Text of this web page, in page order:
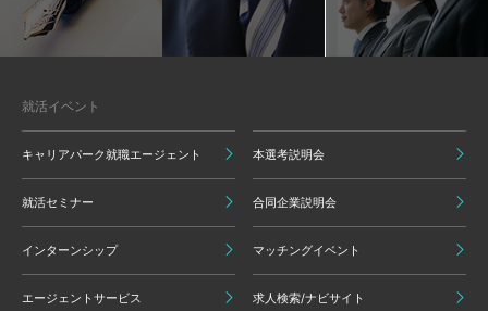
就活イベント
キャリアパーク就職エージェント 本選考説明会
就活セミナー 合同企業説明会
インターンシップ マッチングイベント
エージェントサービス 求人検索/ナビサイト